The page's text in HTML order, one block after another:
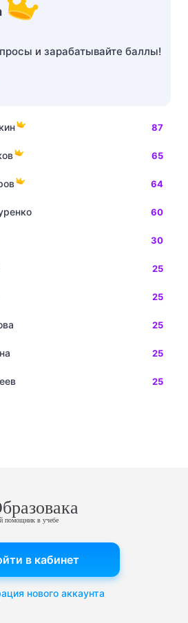
и зарабатывайте баллы!
87
65
64
60
30
25
25
25
25
25
помощник в учебе
в кабинет
нового аккаунта